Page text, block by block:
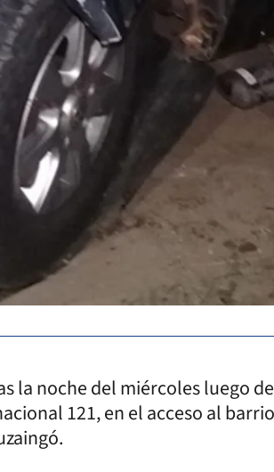
la noche del miércoles luego
121, en el acceso al barrio